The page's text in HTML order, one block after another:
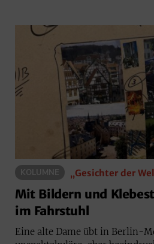
KOLUMNE „Gesichter der
Mit Bildern und
im Fahrstuhl
Eine alte Dame übt in Berlin-